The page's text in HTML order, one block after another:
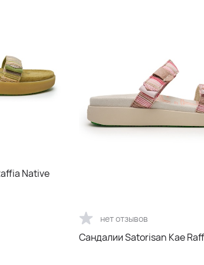
Native
нет отзывов
Сандалии Satorisan Kae